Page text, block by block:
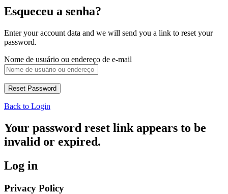
Esqueceu a senha?
Enter your account data and we will send you a link to reset your
password.
Nome de usuário ou endereço de e-mail
Back to Login
Your password reset link appears to be
invalid or expired.
Log in
Privacy Policy